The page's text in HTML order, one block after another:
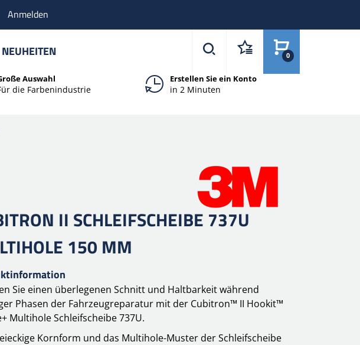
Anmelden
NEUHEITEN 0
Auswahl
die Farbenindustrie
Erstellen Sie ein Konto
in 2 Minuten
II SCHLEIFSCHEIBE 737U
150 MM
Sie einen überlegenen Schnitt und Haltbarkeit während
Phasen der Fahrzeugreparatur mit der Cubitron™ II Hookit™
Multihole Schleifscheibe 737U.
Kornform und das Multihole-Muster der Schleifscheibe